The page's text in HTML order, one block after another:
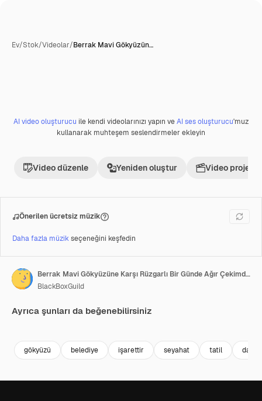
Ev/Stok/Videolar/Berrak Mavi Gökyüzün…
Premium
AI video oluşturucu ile kendi videolarınızı yapın veAI ses oluşturucu'muz
kullanarak muhteşem seslendirmeler ekleyin
Video düzenle Yeniden oluştur Video projesi
Önerilen ücretsiz müzik
Daha fazla müzikseçeneğini keşfedin
Berrak Mavi Gökyüzüne Karşı Rüzgarlı Bir Günde Ağır Çekimde Dalgalanan Meksika Bayrağı
BlackBoxGuild
Ayrıca şunları da beğenebilirsiniz
gökyüzü belediye işarettir seyahat tatil dalga